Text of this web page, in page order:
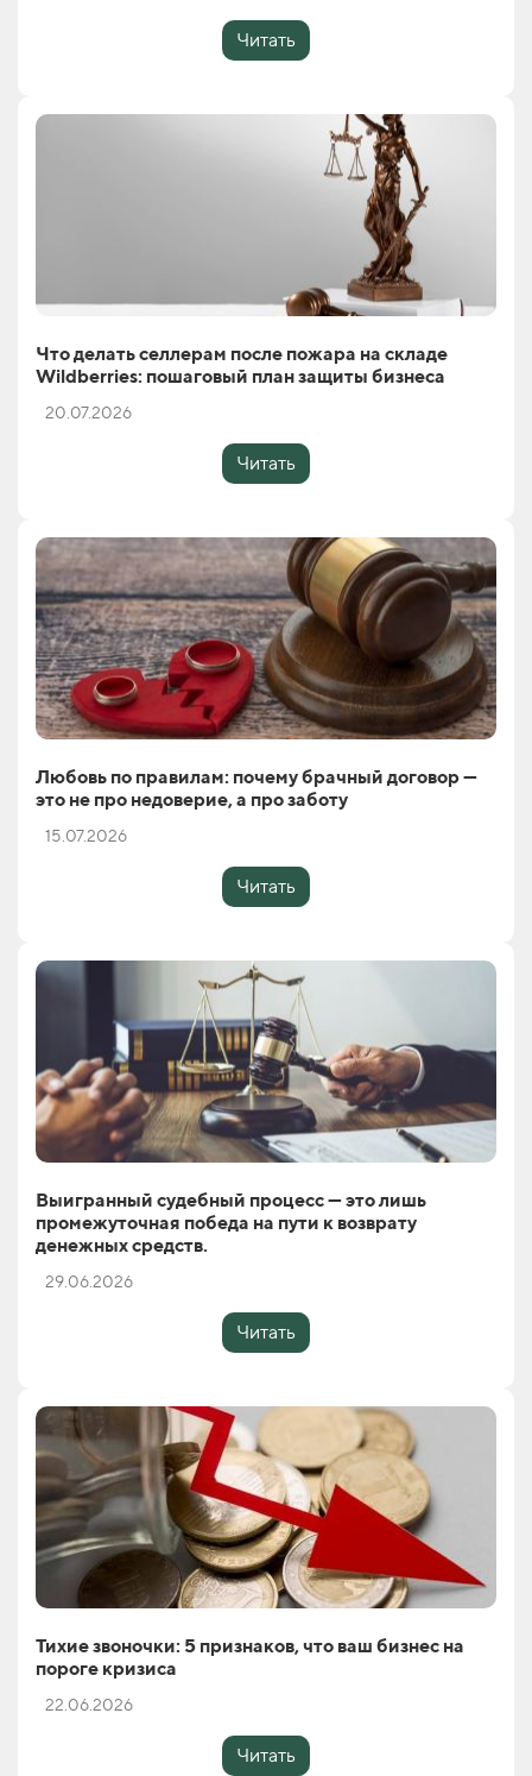
Читать
Что делать селлерам после пожара на складе
Wildberries: пошаговый план защиты бизнеса
20.07.2026
Читать
Любовь по правилам: почему брачный договор —
это не про недоверие, а про заботу
15.07.2026
Читать
Выигранный судебный процесс — это лишь
промежуточная победа на пути к возврату
денежных средств.
29.06.2026
Читать
Тихие звоночки: 5 признаков, что ваш бизнес на
пороге кризиса
22.06.2026
Читать